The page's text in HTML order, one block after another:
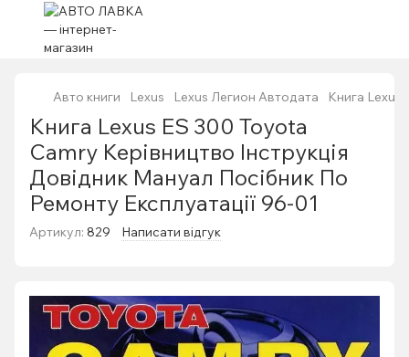
Авто книги Lexus Lexus Легион Автодата Книга Lexus
Книга Lexus ES 300 Toyota
Camry Керівництво Інструкція
Довідник Мануал Посібник По
Ремонту Експлуатації 96-01
Артикул: 829 Написати відгук